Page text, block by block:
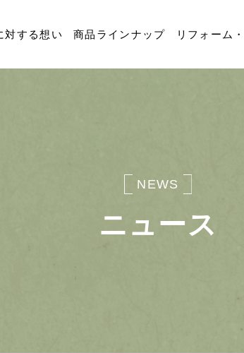
対する想い 商品ラインナップ リフォーム
NEWS
ニュース